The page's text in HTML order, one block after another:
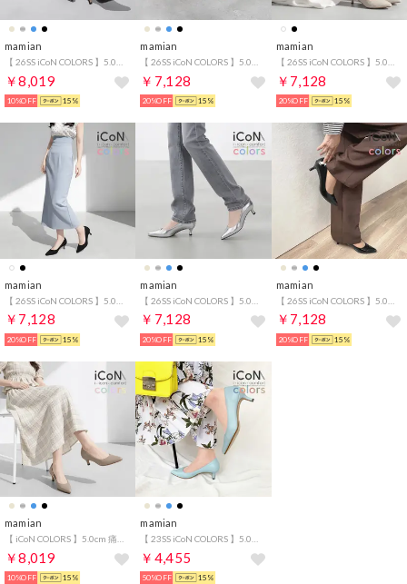
mamian
￥8,019
10%OFF 15%
mamian
￥7,128
20%OFF 15%
mamian
￥7,128
20%OFF 15%
mamian
￥7,128
20%OFF 15%
mamian
￥7,128
20%OFF 15%
mamian
￥7,128
20%OFF 15%
mamian
￥8,019
10%OFF 15%
mamian
￥4,455
50%OFF 15%